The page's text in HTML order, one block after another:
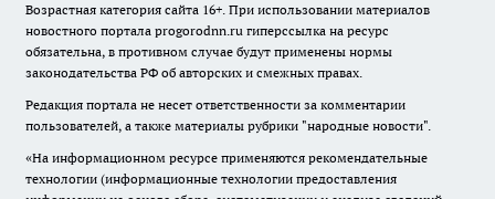
Возрастная категория сайта 16+. При использовании материалов
новостного портала progorodnn.ru гиперссылка на ресурс
обязательна, в противном случае будут применены нормы
законодательства РФ об авторских и смежных правах.
Редакция портала не несет ответственности за комментарии
пользователей, а также материалы рубрики "народные новости".
«На информационном ресурсе применяются рекомендательные
технологии (информационные технологии предоставления